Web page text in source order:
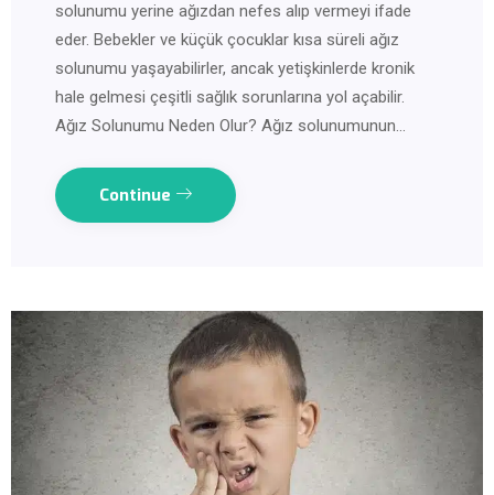
solunumu yerine ağızdan nefes alıp vermeyi ifade
eder. Bebekler ve küçük çocuklar kısa süreli ağız
solunumu yaşayabilirler, ancak yetişkinlerde kronik
hale gelmesi çeşitli sağlık sorunlarına yol açabilir.
Ağız Solunumu Neden Olur? Ağız solunumunun…
Continue